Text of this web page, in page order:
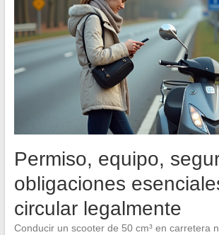
Permiso, equipo,
obligaciones
circular legalmente
Conducir un scooter de 50 cm³ en carretera